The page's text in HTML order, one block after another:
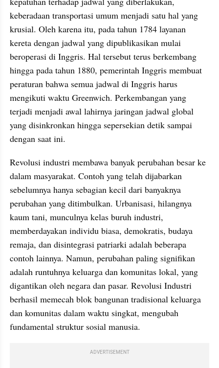
keberadaan transportasi umum menjadi satu hal yang
krusial. Oleh karena itu, pada tahun 1784 layanan
kereta dengan jadwal yang dipublikasikan mulai
beroperasi di Inggris. Hal tersebut terus berkembang
hingga pada tahun 1880, pemerintah Inggris membuat
peraturan bahwa semua jadwal di Inggris harus
mengikuti waktu Greenwich. Perkembangan yang
terjadi menjadi awal lahirnya jaringan jadwal global
yang disinkronkan hingga sepersekian detik sampai
dengan saat ini.
Revolusi industri membawa banyak perubahan besar ke
dalam masyarakat. Contoh yang telah dijabarkan
sebelumnya hanya sebagian kecil dari banyaknya
perubahan yang ditimbulkan. Urbanisasi, hilangnya
kaum tani, munculnya kelas buruh industri,
memberdayakan individu biasa, demokratis, budaya
remaja, dan disintegrasi patriarki adalah beberapa
contoh lainnya. Namun, perubahan paling signifikan
adalah runtuhnya keluarga dan komunitas lokal, yang
digantikan oleh negara dan pasar. Revolusi Industri
berhasil memecah blok bangunan tradisional keluarga
dan komunitas dalam waktu singkat, mengubah
fundamental struktur sosial manusia.
ADVERTISEMENT